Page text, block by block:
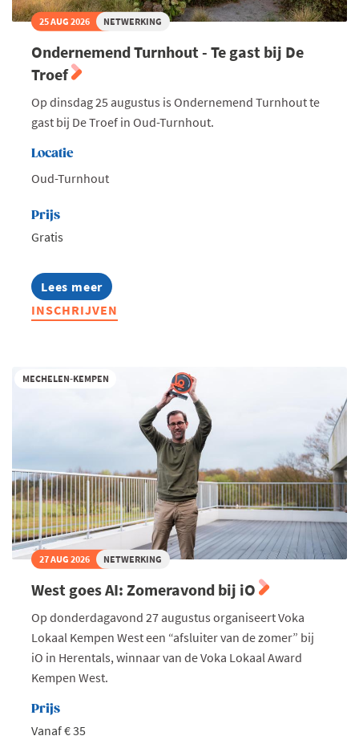
25 AUG 2026 NETWERKING
Ondernemend Turnhout - Te gast bij De
Troef
Op dinsdag 25 augustus is Ondernemend Turnhout te
gast bij De Troef in Oud-Turnhout.
Locatie
Oud-Turnhout
Prijs
Gratis
Lees meer
about
Ondernemend
Turnhout
bij
INSCHRIJVEN
MECHELEN-KEMPEN
27 AUG 2026 NETWERKING
West goes AI: Zomeravond bij iO
Op donderdagavond 27 augustus organiseert Voka
Lokaal Kempen West een “afsluiter van de zomer” bij
iO in Herentals, winnaar van de Voka Lokaal Award
Kempen West.
Prijs
Vanaf € 35